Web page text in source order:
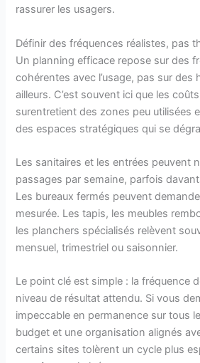
rassurer les usagers.
Définir des fréquences réalistes, pas
Un planning efficace repose sur des
cohérentes avec l’usage, pas sur des
ailleurs. C’est souvent ici que les
surentretient des zones peu utilisées
des espaces stratégiques qui se
Les sanitaires et les entrées peuvent
passages par semaine, parfois
Les bureaux fermés peuvent
mesurée. Les tapis, les meubles
les planchers spécialisés relèvent
mensuel, trimestriel ou saisonnier.
Le point clé est simple : la fréquence
niveau de résultat attendu. Si vous
impeccable en permanence sur tous
budget et une organisation alignés
certains sites tolèrent un cycle plus